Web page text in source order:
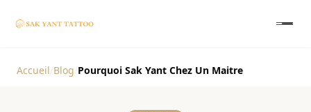
Accueil Blog Pourquoi Sak Yant Chez Un Maitre